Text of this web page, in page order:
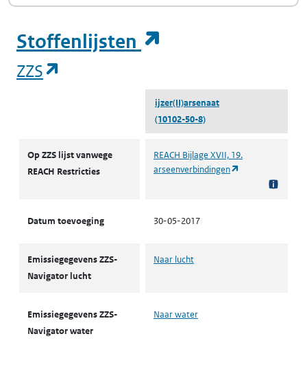
Stoffenlijsten
ZZS
ijzer(II)arsenaat
(10102-50-8)
Op ZZS lijst vanwege
REACH Restricties
REACH Bijlage XVII, 19.
arseenverbindingen
Datum toevoeging 30-05-2017
Emissiegegevens ZZS-
Navigator lucht
Naar lucht
Emissiegegevens ZZS-
Navigator water
Naar water